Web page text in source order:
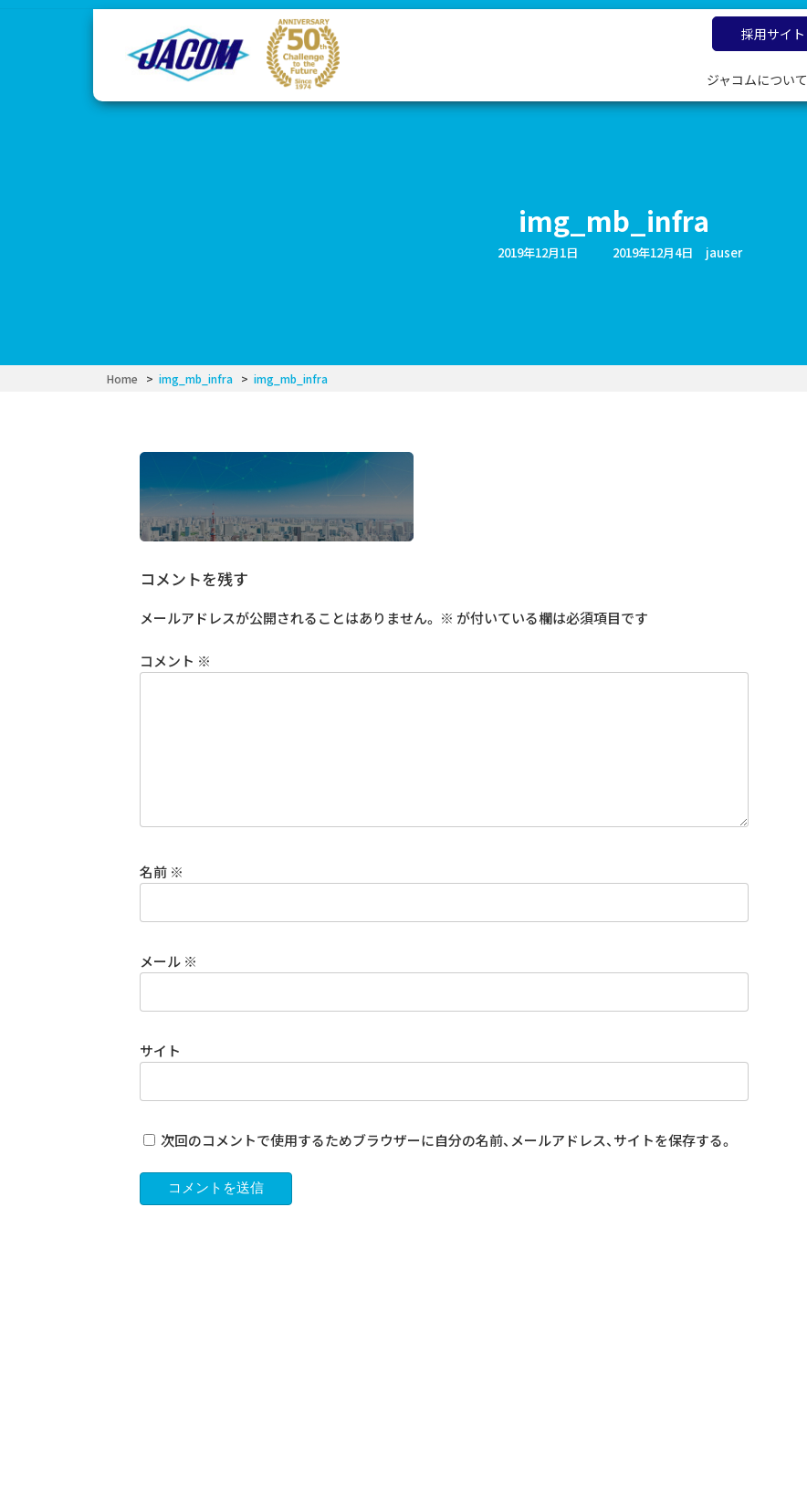
採用サイト
ジャコムについて
img_mb_infra
2019年12月1日 最
終
2019年12月4日 jauser
Home img_mb_infra img_mb_infra
コメントを残す
メールアドレスが公開されることはありません。 ※ が付いている欄は必須項目です
コメント ※
名前 ※
メール ※
サイト
次回のコメントで使用するためブラウザーに自分の名前、メールアドレス、サイトを保存する。